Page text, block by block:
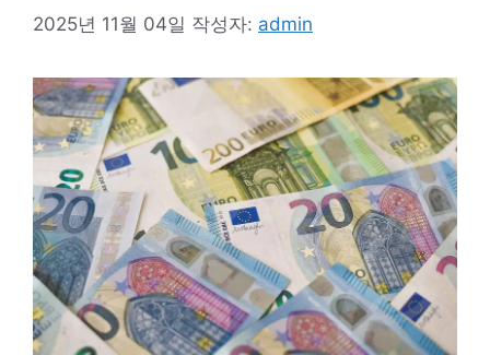
2025년 11월 04일 작성자: admin